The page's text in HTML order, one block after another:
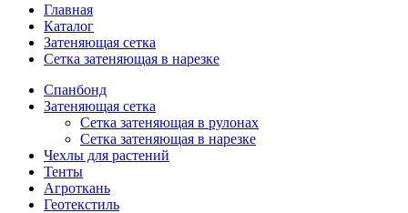
Главная
Каталог
Затеняющая сетка
Сетка затеняющая в нарезке
Спанбонд
Затеняющая сетка
Сетка затеняющая в рулонах
Сетка затеняющая в нарезке
Чехлы для растений
Тенты
Агроткань
Геотекстиль